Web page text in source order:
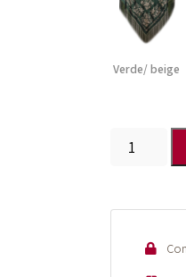
Verde/ beige
Mantón
antiguo